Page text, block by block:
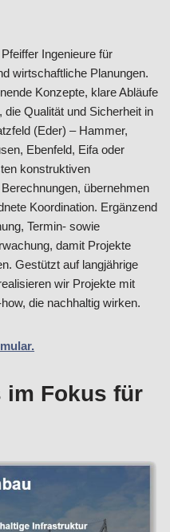
Ingenieure für
wirtschaftliche Planungen.
Konzepte, klare Abläufe
Qualität und Sicherheit in
(Eder) – Hammer,
Ebenfeld, Eifa oder
konstruktiven
übernehmen
Koordination. Ergänzend
Termin- sowie
damit Projekte
Gestützt auf langjährige
wir Projekte mit
die nachhaltig wirken.
im Fokus für